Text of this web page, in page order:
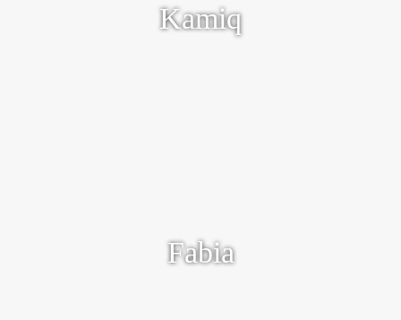
Kamiq
Ontdek meer
Fabia
Ontdek meer